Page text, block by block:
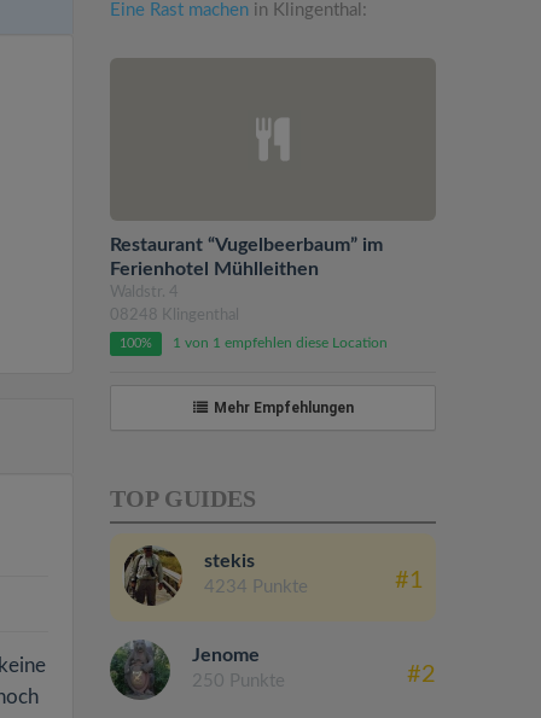
Eine Rast machen in Klingenthal:
Restaurant “Vugelbeerbaum” im
Ferienhotel Mühlleithen
Waldstr. 4
08248 Klingenthal
100% 1 von 1 empfehlen diese Location
Mehr Empfehlungen
TOP GUIDES
stekis
4234 Punkte #1
Jenome
250 Punkte #2